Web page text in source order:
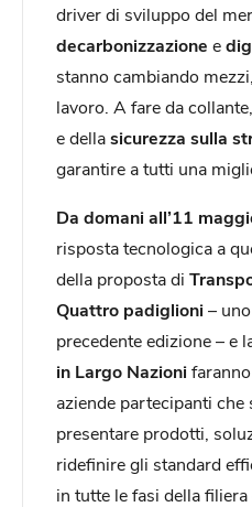
driver di sviluppo del
decarbonizzazione e
stanno cambiando
lavoro. A fare da
e dellasicurezza sulla
garantire a tutti una
Da domani all’11
risposta tecnologica a
della proposta di
Quattro padiglioni–
precedente edizione – e
in Largo Nazioni
aziende partecipanti che
presentare prodotti,
ridefinire gli standard
in tutte le fasi della filiera